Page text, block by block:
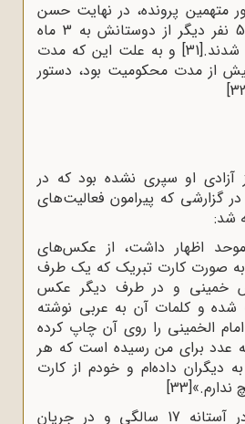
متهمین پرونده، در نهایت حسن
حسین‌زاده به همراه 5 نفر دیگر از دوستانش به 3 ماه
[31]و به علت این که مدت
از مدت محکومیت بود، دستور
آزادی او سپری نشده بود که در
ماه 1347ش در گزارشی که پیرامون فعالیت‌های
شد:
اظهار داشت، از عکس‌های
به صورت کارت تبریک که یک طرف
خمینی و در طرف دیگر عکس
شده و کلمات آن به عربی نوشته
الخمینی را روی آن چاپ کرده
عدد برای من رسیده است که هر
دیگران داده‌ام و خودم از کارت
ندارم.»[33]
حسین‌زاده موحد در آستانه 17 سالگی و در جریانِ